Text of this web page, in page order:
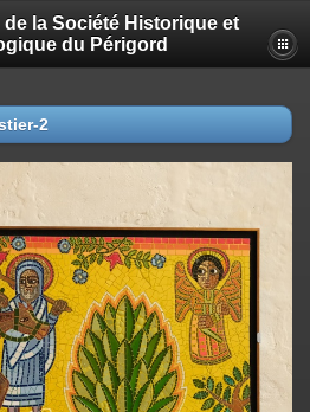
la Société Historique et
du Périgord
2